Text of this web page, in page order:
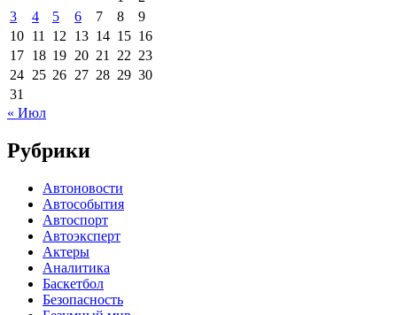
3
4 5 6 7 8
9
10 11 12 13 14 15 16
17 18 19 20 21 22 23
24 25 26 27 28 29 30
31
« Июл
Рубрики
Автоновости
Автособытия
Автоспорт
Автоэксперт
Актеры
Аналитика
Баскетбол
Безопасность